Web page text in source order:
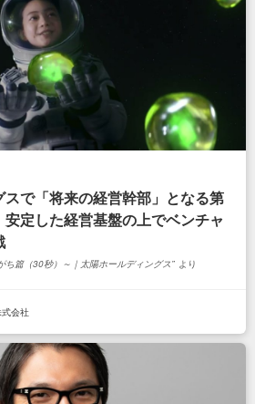
で「将来の経営幹部」となる第
定した経営基盤の上でベンチャ
ち篇（30秒）～｜太陽ホールディングス より
会社